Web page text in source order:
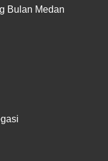
Bulan Medan